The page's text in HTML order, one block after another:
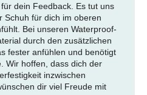
dein Feedback. Es tut uns
Schuh für dich im oberen
Bei unseren Waterproof-
durch den zusätzlichen
fester anfühlen und benötigt
Wir hoffen, dass dich der
inzwischen
dir viel Freude mit